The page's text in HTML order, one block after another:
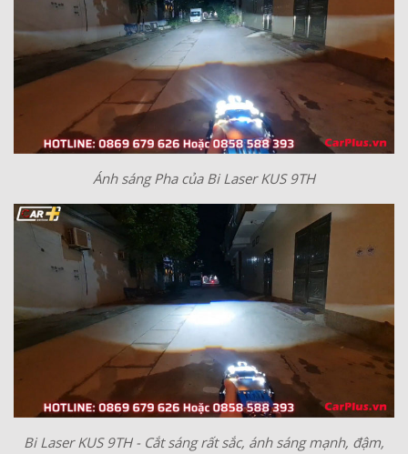
Ánh sáng Pha của Bi Laser KUS 9TH
Bi Laser KUS 9TH - Cắt sáng rất sắc, ánh sáng mạnh, đậm,